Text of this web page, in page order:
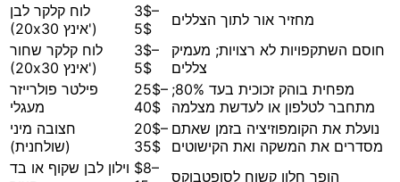
לוח קלקר לבן
(20x30 אינץ')
3$–
5$
מחזיר אור לתוך הצללים
לוח קלקר שחור
(20x30 אינץ')
3$–
5$
חוסם השתקפויות לא רצויות; מעמיק
צללים
פילטר פולרייזר
מעגלי
25$–
40$
מפחית בוהק זכוכית בעד 80%;
מתחבר לטלפון או לעדשת מצלמה
חצובה מיני
(שולחנית)
20$–
35$
נועלת את הקומפוזיציה בזמן שאתם
מסדרים את המשקה ואת הקישוטים
וילון לבן שקוף או בד $8–
הופך חלון קשוח לסופטבוקס